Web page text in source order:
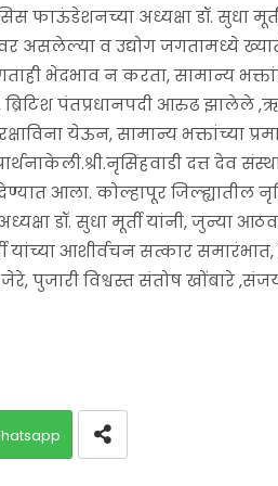
फाऊंडेशनच्या अध्यक्षा डॉ. सुधा
असलेल्या व उद्योग जगतामध्ये
भेदभाव न करता, सामान्य
पंतप्रधानपदी आरुढ झालेले
येऊन, सामान्य भक्तांच्या
दत्त देव
आला. कोल्हापूर जिल्ह्यातील
डॉ. सुधा मूर्ती यांनी, जुन्या
यांच्या आशीर्वचन सत्कार
पुजारी विश्वस्त संतोष खोंबारे